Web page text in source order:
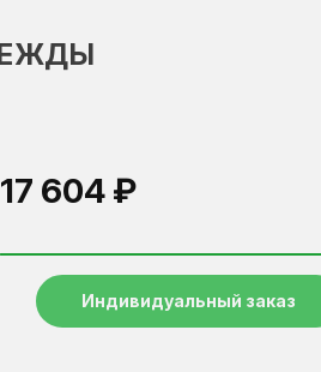
17 604 ₽
Индивидуальный заказ